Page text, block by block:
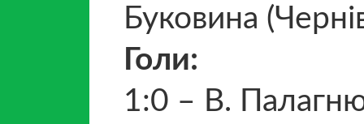
Буковина
Голи:
1:0 – В.